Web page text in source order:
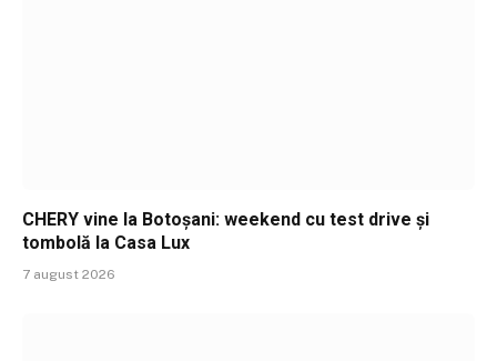
CHERY vine la Botoșani: weekend cu test drive și
tombolă la Casa Lux
7 august 2026